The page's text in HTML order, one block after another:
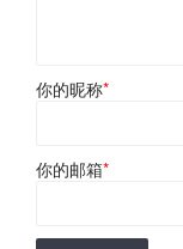
你的昵称*
你的邮箱*